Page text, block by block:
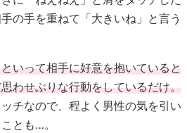
の手を重ねて「大きいね」と言う
いって相手に好意を抱いていると
わせぶりな行動をしているだけ。
チなので、程よく男性の気を引い
とも…。